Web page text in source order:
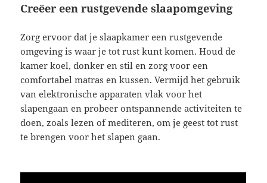
Creëer een rustgevende slaapomgeving
Zorg ervoor dat je slaapkamer een rustgevende
omgeving is waar je tot rust kunt komen. Houd de
kamer koel, donker en stil en zorg voor een
comfortabel matras en kussen. Vermijd het gebruik
van elektronische apparaten vlak voor het
slapengaan en probeer ontspannende activiteiten te
doen, zoals lezen of mediteren, om je geest tot rust
te brengen voor het slapen gaan.